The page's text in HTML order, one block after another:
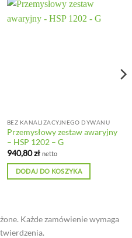
BEZ KANALIZACYJNEGO DYWANU
Przemysłowy zestaw awaryjny
– HSP 1202 – G
940,80zł netto
DODAJ DO KOSZYKA
Każde zamówienie wymaga